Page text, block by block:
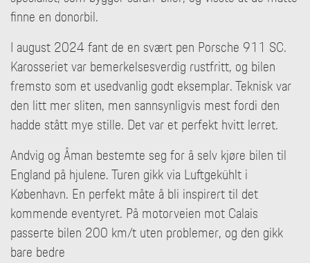
finne en donorbil.
I august 2024 fant de en svært pen Porsche 911 SC.
Karosseriet var bemerkelsesverdig rustfritt, og bilen
fremsto som et usedvanlig godt eksemplar. Teknisk var
den litt mer sliten, men sannsynligvis mest fordi den
hadde stått mye stille. Det var et perfekt hvitt lerret.
Andvig og Åman bestemte seg for å selv kjøre bilen til
England på hjulene. Turen gikk via Luftgekühlt i
København. En perfekt måte å bli inspirert til det
kommende eventyret. På motorveien mot Calais
passerte bilen 200 km/t uten problemer, og den gikk
bare bedre